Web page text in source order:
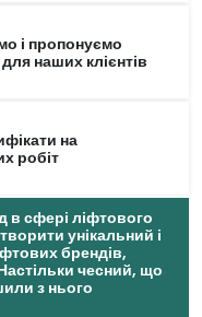
і пропонуємо
наших клієнтів
на
робіт
в сфері ліфтового
унікальний і
брендів,
чесний, що
з нього